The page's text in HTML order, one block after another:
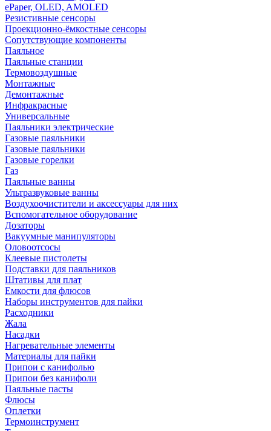
ePaper, OLED, AMOLED
Резистивные сенсоры
Проекционно-ёмкостные сенсоры
Сопутствующие компоненты
Паяльное
Паяльные станции
Термовоздушные
Монтажные
Демонтажные
Инфракрасные
Универсальные
Паяльники электрические
Газовые паяльники
Газовые паяльники
Газовые горелки
Газ
Паяльные ванны
Ультразвуковые ванны
Воздухоочистители и аксессуары для них
Вспомогательное оборудование
Дозаторы
Вакуумные манипуляторы
Оловоотсосы
Клеевые пистолеты
Подставки для паяльников
Штативы для плат
Емкости для флюсов
Наборы инструментов для пайки
Расходники
Жала
Насадки
Нагревательные элементы
Материалы для пайки
Припои с канифолью
Припои без канифоли
Паяльные пасты
Флюсы
Оплетки
Термоинструмент